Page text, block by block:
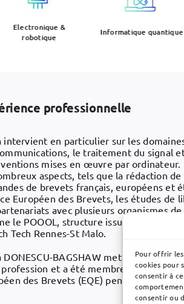
Pour offrir
cookies pour
consentir à
consentir ou
Electronique &
robotique
Informatique quantique
professionnelle
intervient en particulier sur les
le traitement du signal
mises en œuvre par
aspects, tels que la rédaction
de brevets français, européens et
Européen des Brevets, les études de
avec plusieurs organismes
le POOOL, structure issue de la
Tech Rennes-St Malo.
DONESCU-BAGSHAW met également
et a été membre d’une
des Brevets (EQE) pendant 8 ans,